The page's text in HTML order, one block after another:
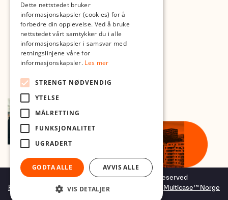
Copyright © 2026 Foto.no - All rights reserved
Forretningssystemog nettbutikkløsning
Multicase™ Norge
Dette nettstedet bruker
informasjonskapsler (cookies) for å
forbedre din opplevelse. Ved å bruke
nettstedet vårt samtykker du i alle
informasjonskapsler i samsvar med
retningslinjene våre for
informasjonskapsler. Les mer
STRENGT NØDVENDIG
YTELSE
MÅLRETTING
FUNKSJONALITET
UGRADERT
GODTA ALLE AVVIS ALLE
VIS DETALJER